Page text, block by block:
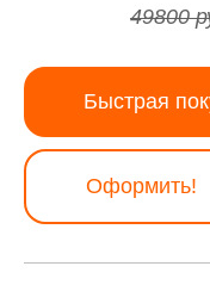
49800
Быстрая
Оформить!